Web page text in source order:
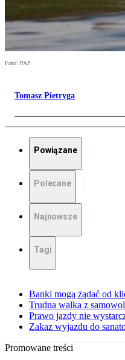
Foto: PAP
Tomasz Pietryga
Powiązane
Polecane
Najnowsze
Tagi
Banki mogą żądać od
Trudna walka z
Prawo jazdy nie
Zakaz wyjazdu do
Promowane treści